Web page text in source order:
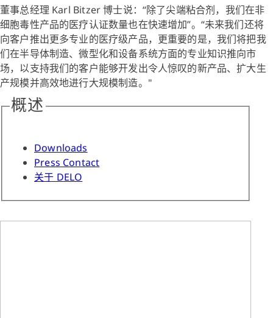
董事总经理 Karl Bitzer 博士说：“除了尖端粘合剂，我们在非
细胞毒性产品的医疗认证数量也在快速增加”。“未来我们还将
向客户推出更多专业的医疗级产品，更重要的是，我们将把我
们在半导体制造、微型化和设备系统方面的专业知识推向市
场，以支持我们的客户能够开发出令人惊叹的新产品、扩大生
产规模并高效地进行大规模制造。"
概述
Downloads
Press Contact
关于 DELO